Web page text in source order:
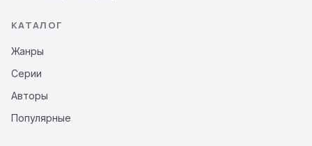
КАТАЛОГ
Жанры
Серии
Авторы
Популярные